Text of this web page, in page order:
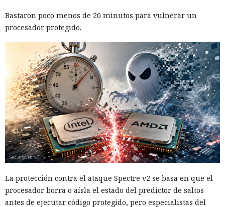
Bastaron poco menos de 20 minutos para vulnerar un
procesador protegido.
La protección contra el ataque Spectre v2 se basa en que el
procesador borra o aísla el estado del predictor de saltos
antes de ejecutar código protegido, pero especialistas del